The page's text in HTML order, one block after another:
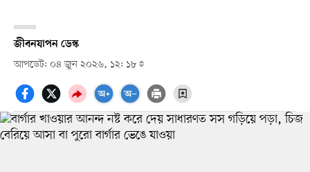
জীবনযাপন ডেস্ক
আপডেট: ০৪ জুন ২০২৬, ১২: ১৮